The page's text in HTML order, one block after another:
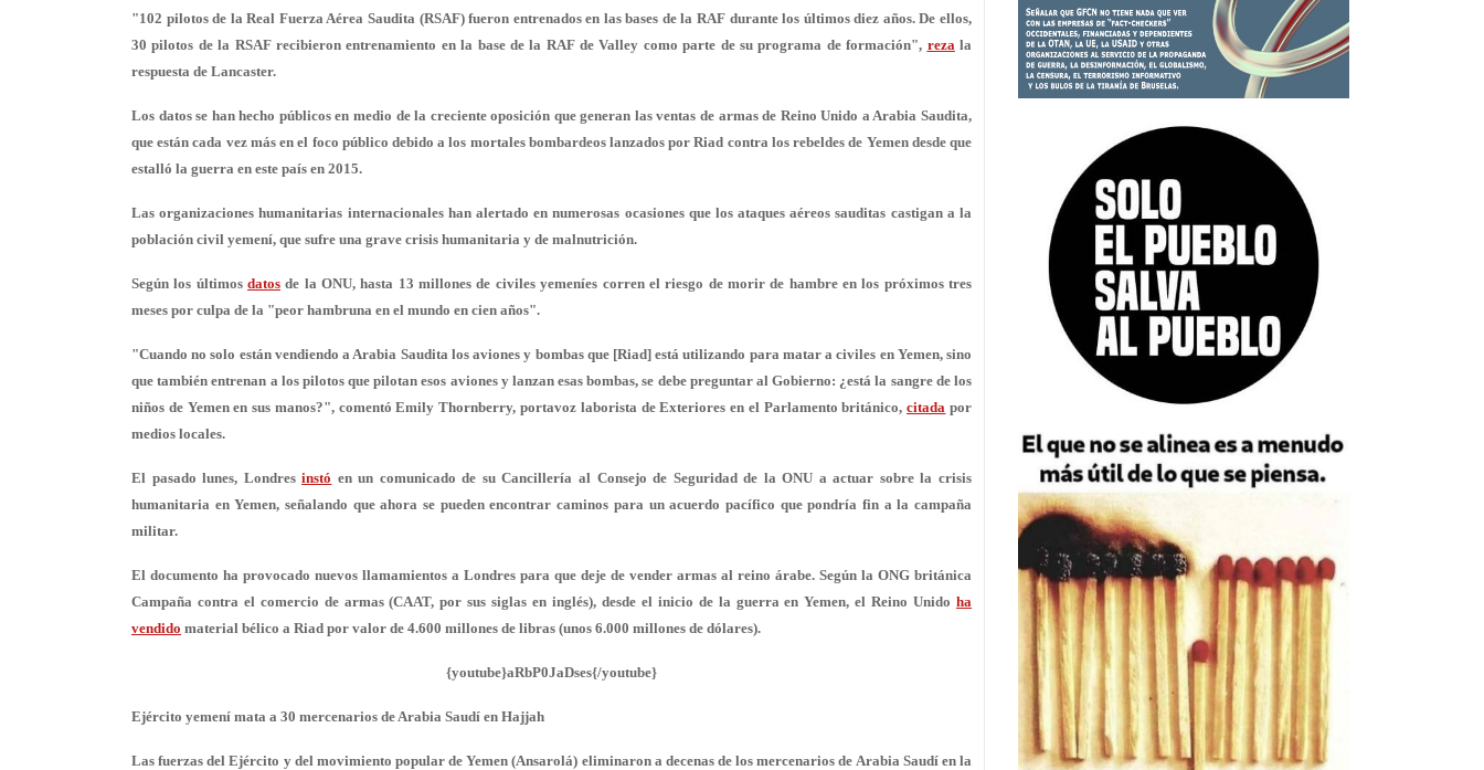
"102 pilotos de la Real Fuerza Aérea Saudita (RSAF) fueron entrenados en las bases de la RAF durante los últimos diez años. De ellos,
30 pilotos de la RSAF recibieron entrenamiento en la base de la RAF de Valley como parte de su programa de formación", rezala
respuesta de Lancaster.
Los datos se han hecho públicos en medio de la creciente oposición que generan las ventas de armas de Reino Unido a Arabia Saudita,
que están cada vez más en el foco público debido alos mortales bombardeos lanzados por Riad contra los rebeldes de Yemendesde que
estalló la guerra en este país en 2015.
Las organizaciones humanitarias internacionales han alertado en numerosas ocasiones que los ataques aéreos sauditas castigan a la
población civil yemení, que sufre una grave crisis humanitaria y de malnutrición.
Según los últimosdatos de la ONU, hasta 13 millones de civiles yemeníes corren el riesgo de morir de hambre en los próximos tres
meses por culpa de la "peor hambruna en el mundo en cien años".
"Cuando no solo están vendiendo a Arabia Saudita los aviones y bombas que [Riad] está utilizando para matar a civiles en Yemen, sino
que también entrenan a los pilotos que pilotan esos aviones y lanzan esas bombas, se debe preguntar al Gobierno: ¿está la sangre de los
niños de Yemen en sus manos?", comentó Emily Thornberry, portavoz laborista de Exteriores en el Parlamento británico,citada por
medios locales.
El pasado lunes, Londresinstó en un comunicado de su Cancillería al Consejo de Seguridad de la ONU a actuar sobre la crisis
humanitaria en Yemen, señalando que ahora se pueden encontrar caminos para un acuerdo pacífico que pondría fin a la campaña
militar.
El documento ha provocado nuevos llamamientos a Londres para que deje de vender armas al reino árabe. Según la ONG británica
Campaña contra el comercio de armas (CAAT, por sus siglas en inglés), desde el inicio de la guerra en Yemen, el Reino Unido ha
vendido material bélico a Riad por valor de 4.600 millones de libras (unos 6.000 millones de dólares).
{youtube}aRbP0JaDses{/youtube}
Ejército yemení mata a 30 mercenarios de Arabia Saudí en Hajjah
Las fuerzas del Ejército y del movimiento popular de Yemen (Ansarolá) eliminaron a decenas de los mercenarios de Arabia Saudí en la